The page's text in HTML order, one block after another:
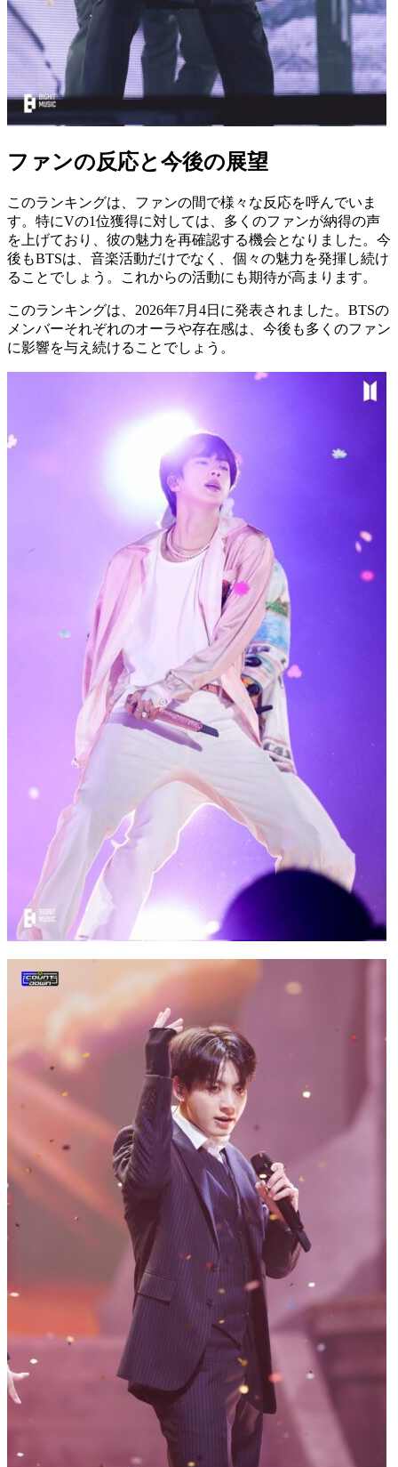
ファンの反応と今後の展望
このランキングは、ファンの間で様々な反応を呼んでいま
す。特にVの1位獲得に対しては、多くのファンが納得の声
を上げており、彼の魅力を再確認する機会となりました。今
後もBTSは、音楽活動だけでなく、個々の魅力を発揮し続け
ることでしょう。これからの活動にも期待が高まります。
このランキングは、2026年7月4日に発表されました。BTSの
メンバーそれぞれのオーラや存在感は、今後も多くのファン
に影響を与え続けることでしょう。